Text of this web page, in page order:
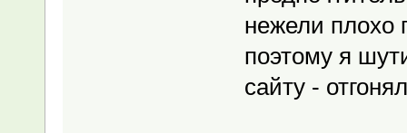
нежели плохо
поэтому я
сайту -